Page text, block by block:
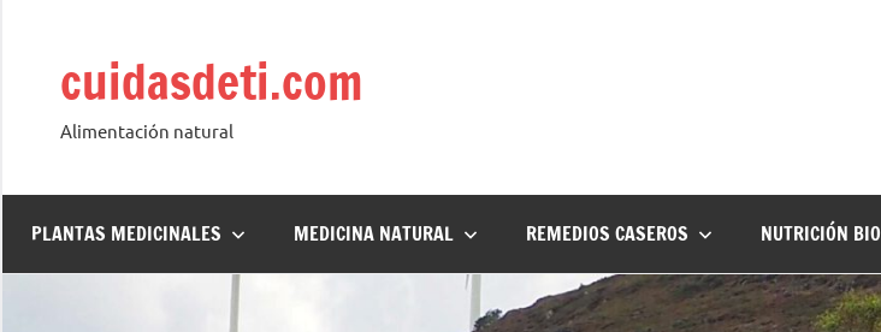
contenidocuidasdeti.com
Alimentación natural
PLANTAS MEDICINALES MEDICINA NATURAL REMEDIOS CASEROS NUTRICIÓN BIO